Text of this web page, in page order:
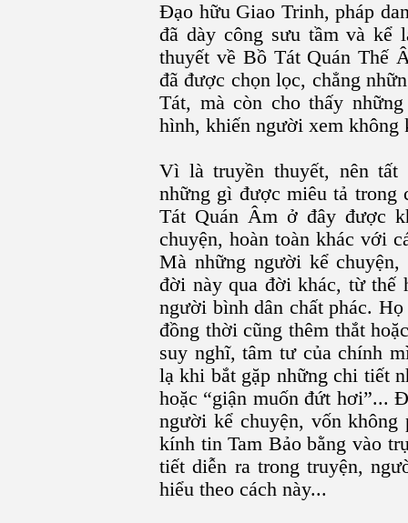
Đạo hữu Giao Trinh, pháp
đã dày công sưu tầm và kể
thuyết về Bồ Tát Quán Thế
đã được chọn lọc, chẳng
Tát, mà còn cho thấy
hình, khiến người xem không
Vì là truyền thuyết, nên tất
những gì được miêu tả
Tát Quán Âm ở đây được
chuyện, hoàn toàn khác với
Mà những người kể
đời này qua đời khác, từ thế
người bình dân chất phác.
đồng thời cũng thêm thắt
suy nghĩ, tâm tư của chính
lạ khi bắt gặp những chi tiết
hoặc “giận muốn đứt hơi”...
người kể chuyện, vốn
kính tin Tam Bảo bằng vào
tiết diễn ra trong truyện,
hiểu theo cách này...